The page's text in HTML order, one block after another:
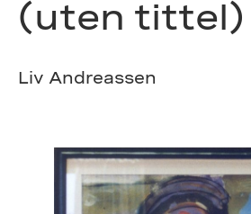
(uten tittel)
Liv Andreassen